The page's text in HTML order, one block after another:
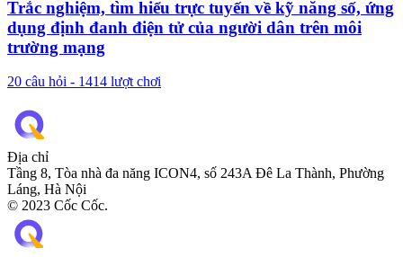
Trắc nghiệm, tìm hiểu trực tuyến về kỹ năng số, ứng
dụng định đanh điện tử của người dân trên môi
trường mạng
20 câu hỏi - 1414 lượt chơi
Địa chỉ
Tầng 8, Tòa nhà đa năng ICON4, số 243A Đê La Thành, Phường
Láng, Hà Nội
© 2023 Cốc Cốc.